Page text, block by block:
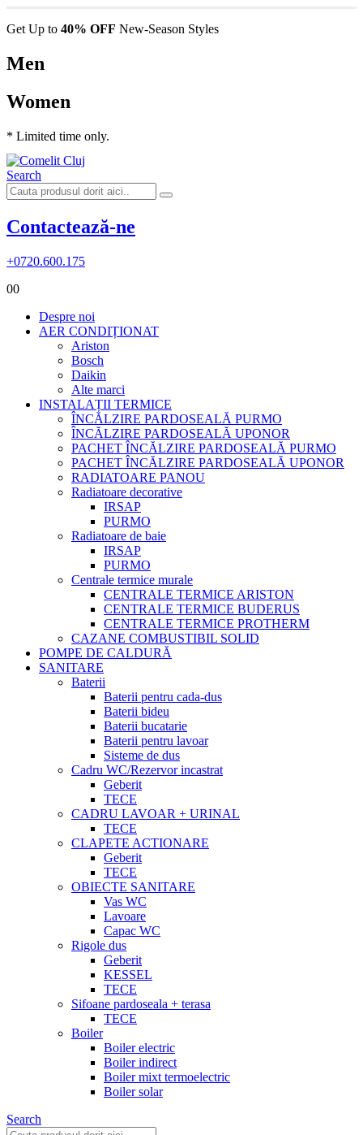
Get Up to 40% OFF New-Season Styles
Men
Women
* Limited time only.
Search
Contactează-ne
+0720.600.175
00
Despre noi
AER CONDIȚIONAT
Ariston
Bosch
Daikin
Alte marci
INSTALAȚII TERMICE
ÎNCĂLZIRE PARDOSEALĂ PURMO
ÎNCĂLZIRE PARDOSEALĂ UPONOR
PACHET ÎNCĂLZIRE PARDOSEALĂ PURMO
PACHET ÎNCĂLZIRE PARDOSEALĂ UPONOR
RADIATOARE PANOU
Radiatoare decorative
IRSAP
PURMO
Radiatoare de baie
IRSAP
PURMO
Centrale termice murale
CENTRALE TERMICE ARISTON
CENTRALE TERMICE BUDERUS
CENTRALE TERMICE PROTHERM
CAZANE COMBUSTIBIL SOLID
POMPE DE CALDURĂ
SANITARE
Baterii
Baterii pentru cada-dus
Baterii bideu
Baterii bucatarie
Baterii pentru lavoar
Sisteme de dus
Cadru WC/Rezervor incastrat
Geberit
TECE
CADRU LAVOAR + URINAL
TECE
CLAPETE ACTIONARE
Geberit
TECE
OBIECTE SANITARE
Vas WC
Lavoare
Capac WC
Rigole dus
Geberit
KESSEL
TECE
Sifoane pardoseala + terasa
TECE
Boiler
Boiler electric
Boiler indirect
Boiler mixt termoelectric
Boiler solar
Search